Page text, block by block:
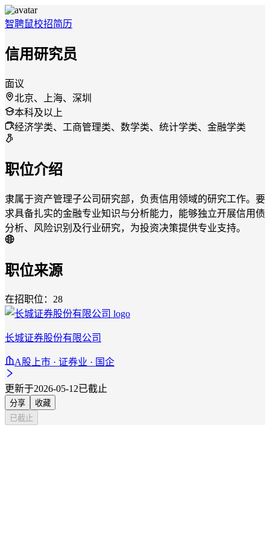
智聘鼠校招简历
信用研究员
面议
北京、上海、深圳
本科及以上
经济学类、工商管理类、数学类、统计学类、金融学类
职位介绍
隶属于资产管理子公司研究部，负责信用领域的研究工作。要
求具备扎实的金融专业知识与分析能力，能够独立开展信用债
分析、风险识别及行业研究，为投资决策提供专业支持。
职位来源
在招职位：28
长城证券股份有限公司
A股上市 · 证券业 · 国企
更新于2026-05-12已截止
分享
收藏
已截止